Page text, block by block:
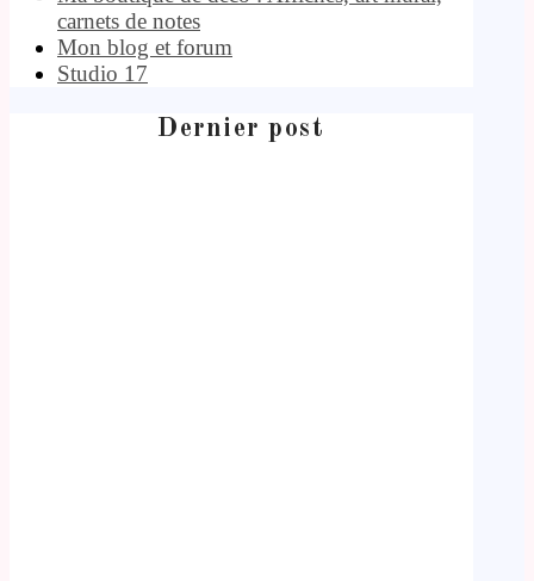
carnets de notes
Mon blog et forum
Studio 17
Dernier post